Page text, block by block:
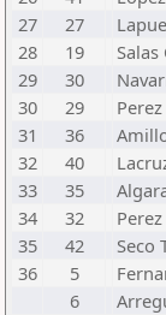
27
27
28
19
29
30
30
29
31
36
32
40
33
35
34
32
35
42 Seco
36
5
6